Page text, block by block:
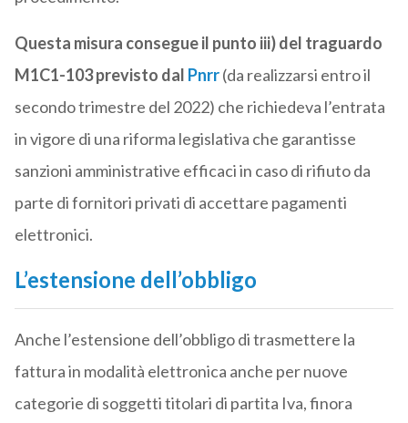
Questa misura consegue il punto iii) del traguardo
M1C1-103 previsto dal Pnrr(da realizzarsi entro il
secondo trimestre del 2022) che richiedeva l’entrata
in vigore di una riforma legislativa che garantisse
sanzioni amministrative efficaci in caso di rifiuto da
parte di fornitori privati di accettare pagamenti
elettronici.
L’estensione dell’obbligo
Anche l’estensione dell’obbligo di trasmettere la
fattura in modalità elettronica anche per nuove
categorie di soggetti titolari di partita Iva, finora